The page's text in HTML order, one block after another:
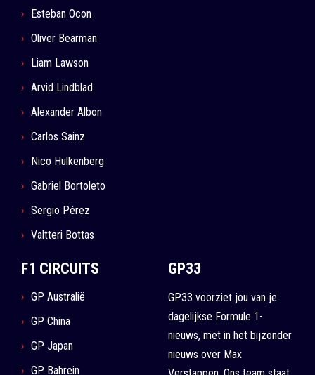
Esteban Ocon
Oliver Bearman
Liam Lawson
Arvid Lindblad
Alexander Albon
Carlos Sainz
Nico Hulkenberg
Gabriel Bortoleto
Sergio Pérez
Valtteri Bottas
F1 CIRCUITS
GP Australië
GP China
GP Japan
GP Bahrein
GP33
GP33 voorziet jou van je
dagelijkse Formule 1-
nieuws, met in het bijzonder
nieuws over Max